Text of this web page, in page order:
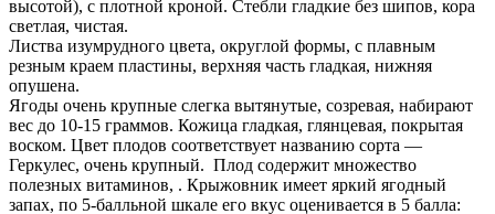
высотой), с плотной кроной. Стебли гладкие без шипов, кора
светлая, чистая.
Листва изумрудного цвета, округлой формы, с плавным
резным краем пластины, верхняя часть гладкая, нижняя
опушена.
Ягоды очень крупные слегка вытянутые, созревая, набирают
вес до 10-15 граммов. Кожица гладкая, глянцевая, покрытая
воском. Цвет плодов соответствует названию сорта —
Геркулес, очень крупный. Плод содержит множество
полезных витаминов, . Крыжовник имеет яркий ягодный
запах, по 5-балльной шкале его вкус оценивается в 5 балла: